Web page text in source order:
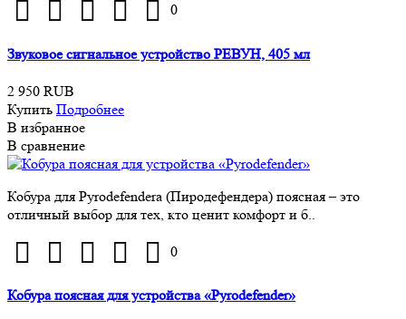
0
Звуковое сигнальное устройство РЕВУН, 405 мл
2 950 RUB
Купить Подробнее
В избранное
В сравнение
Кобура для Pyrodefendera (Пиродефендера) поясная – это
отличный выбор для тех, кто ценит комфорт и б..
0
Кобура поясная для устройства «Pyrodefender»